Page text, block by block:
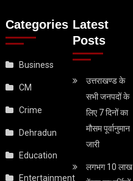
Categories
Business
CM
Crime
Dehradun
Education
Entertainment
Latest
Posts
उत्तराखण्ड के
सभी जनपदों के
लिए 7 दिनों का
मौसम पूर्वानुमान
जारी
लगभग 10 लाख